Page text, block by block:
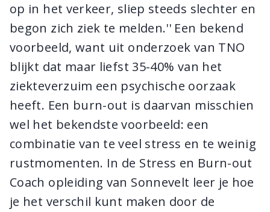
op in het verkeer, sliep steeds slechter en
begon zich ziek te melden.'' Een bekend
voorbeeld, want uit onderzoek van TNO
blijkt dat maar liefst 35-40% van het
ziekteverzuim een psychische oorzaak
heeft. Een burn-out is daarvan misschien
wel het bekendste voorbeeld: een
combinatie van te veel stress en te weinig
rustmomenten. In de Stress en Burn-out
Coach opleiding van Sonnevelt leer je hoe
je het verschil kunt maken door de